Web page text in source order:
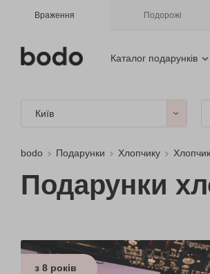
Враження Подорожі
Каталог подарунків
Київ
bodo Подарунки Хлопчику
Подарунки
з 8 років